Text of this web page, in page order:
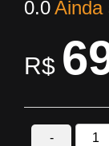
0.0Ainda
R$
-